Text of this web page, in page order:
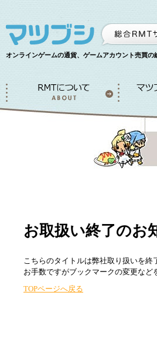
オンラインゲームの通貨、ゲームアカウント売買の
お取扱い終了のお
こちらのタイトルは弊社取り扱いを終
お手数ですがブックマークの変更など
TOPページへ戻る